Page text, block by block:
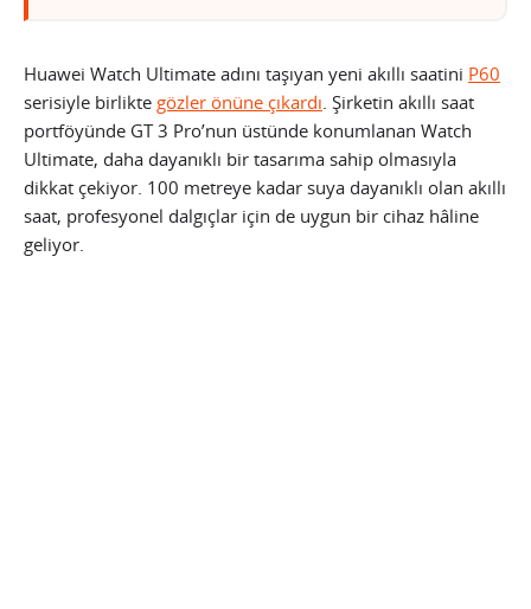
Huawei Watch Ultimate adını taşıyan yeni akıllı saatini P60
serisiyle birlikte gözler önüne çıkardı. Şirketin akıllı saat
portföyünde GT 3 Pro’nun üstünde konumlanan Watch
Ultimate, daha dayanıklı bir tasarıma sahip olmasıyla
dikkat çekiyor. 100 metreye kadar suya dayanıklı olan akıllı
saat, profesyonel dalgıçlar için de uygun bir cihaz hâline
geliyor.